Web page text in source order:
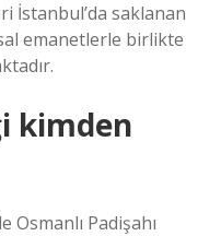
İstanbul’da saklanan
emanetlerle birlikte
kimden
Osmanlı Padişahı